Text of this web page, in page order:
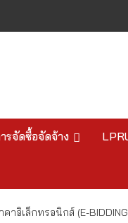
รจัดซื้อจัดจ้าง
าอิเล็กทรอนิกส์ (E-